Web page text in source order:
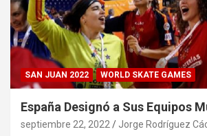
SAN JUAN 2022 WORLD SKATE GAMES
España Designó a Sus Equipos
septiembre 22, 2022 Jorge Rodríguez